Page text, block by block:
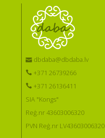
dbdaba@dbdaba.lv
+371 26739266
+371 26136411
SIA "Kongs"
Reģ.nr 43603006320
PVN Reģ.nr LV43603006320